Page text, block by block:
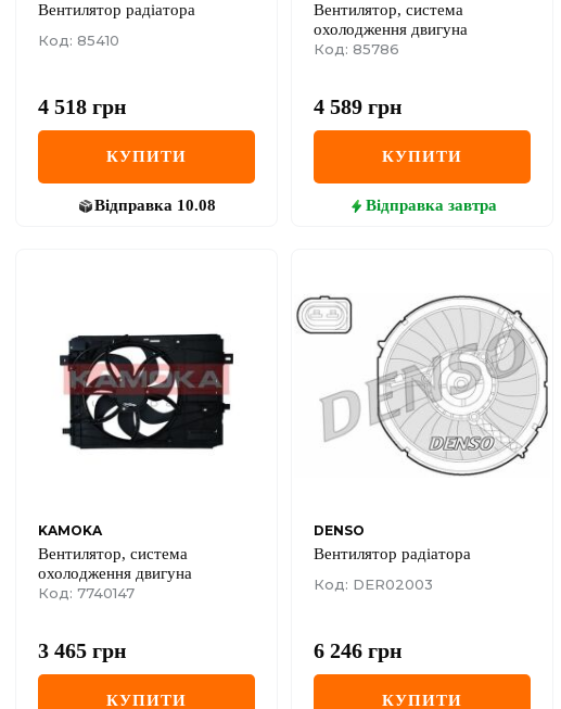
Вентилятор радіатора
Код: 85410
4 518 грн
КУПИТИ
Відправка 10.08
Вентилятор, система
охолодження двигуна
Код: 85786
4 589 грн
КУПИТИ
Відправка завтра
KAMOKA
Вентилятор, система
охолодження двигуна
Код: 7740147
3 465 грн
КУПИТИ
DENSO
Вентилятор радіатора
Код: DER02003
6 246 грн
КУПИТИ